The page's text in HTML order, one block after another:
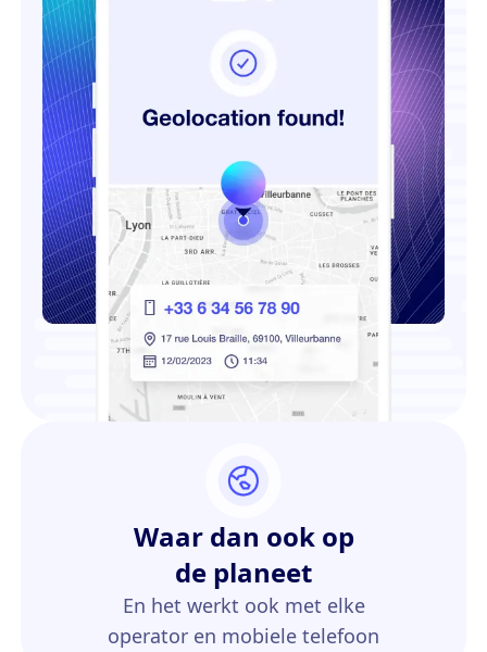
Waar dan ook op
de planeet
En het werkt ook met elke
operator en mobiele telefoon